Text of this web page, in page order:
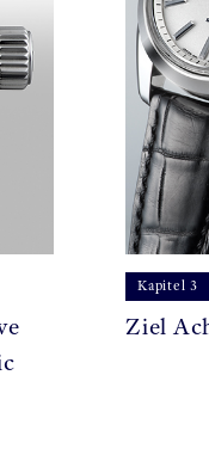
Kapitel 3
Ziel